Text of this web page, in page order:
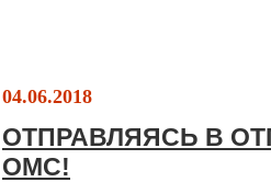
04.06.2018
ОТПРАВЛЯЯСЬ В
ОМС!